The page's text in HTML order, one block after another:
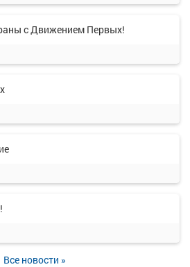
с Движением Первых!
Все новости »